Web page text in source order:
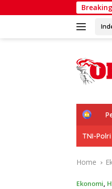
to
H
m
e
TNI-Polri
Home
Ekonomi,